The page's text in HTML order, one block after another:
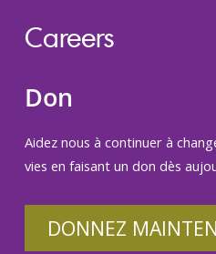
Careers
Don
Aidez nous à continuer à
vies en faisant un don dès
DONNEZ